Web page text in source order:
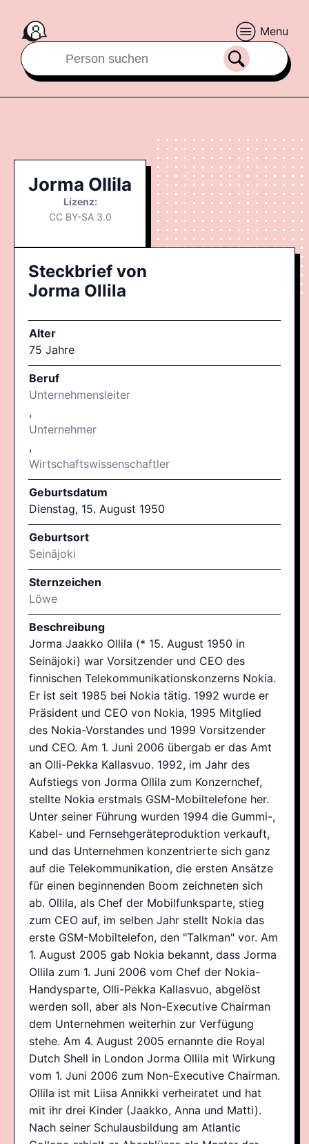
Menu
Jorma Ollila
Lizenz:
CC BY-SA 3.0
Steckbrief von
Jorma Ollila
Alter
75 Jahre
Beruf
Unternehmensleiter
,
Unternehmer
,
Wirtschaftswissenschaftler
Geburtsdatum
Dienstag, 15. August 1950
Geburtsort
Seinäjoki
Sternzeichen
Löwe
Beschreibung
Jorma Jaakko Ollila (* 15. August 1950 in
Seinäjoki) war Vorsitzender und CEO des
finnischen Telekommunikationskonzerns Nokia.
Er ist seit 1985 bei Nokia tätig. 1992 wurde er
Präsident und CEO von Nokia, 1995 Mitglied
des Nokia-Vorstandes und 1999 Vorsitzender
und CEO. Am 1. Juni 2006 übergab er das Amt
an Olli-Pekka Kallasvuo. 1992, im Jahr des
Aufstiegs von Jorma Ollila zum Konzernchef,
stellte Nokia erstmals GSM-Mobiltelefone her.
Unter seiner Führung wurden 1994 die Gummi-,
Kabel- und Fernsehgeräteproduktion verkauft,
und das Unternehmen konzentrierte sich ganz
auf die Telekommunikation, die ersten Ansätze
für einen beginnenden Boom zeichneten sich
ab. Ollila, als Chef der Mobilfunksparte, stieg
zum CEO auf, im selben Jahr stellt Nokia das
erste GSM-Mobiltelefon, den "Talkman" vor. Am
1. August 2005 gab Nokia bekannt, dass Jorma
Ollila zum 1. Juni 2006 vom Chef der Nokia-
Handysparte, Olli-Pekka Kallasvuo, abgelöst
werden soll, aber als Non-Executive Chairman
dem Unternehmen weiterhin zur Verfügung
stehe. Am 4. August 2005 ernannte die Royal
Dutch Shell in London Jorma Ollila mit Wirkung
vom 1. Juni 2006 zum Non-Executive Chairman.
Ollila ist mit Liisa Annikki verheiratet und hat
mit ihr drei Kinder (Jaakko, Anna und Matti).
Nach seiner Schulausbildung am Atlantic